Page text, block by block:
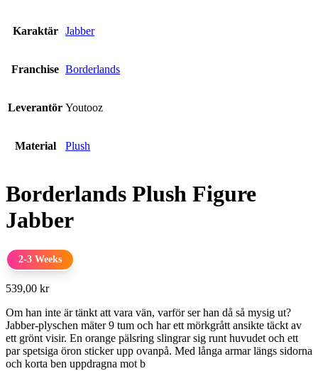
Karaktär Jabber
Franchise Borderlands
Leverantör Youtooz
Material Plush
Borderlands Plush Figure
Jabber
2-3 Weeks
539,00 kr
Om han inte är tänkt att vara vän, varför ser han då så mysig ut?
Jabber-plyschen mäter 9 tum och har ett mörkgrått ansikte täckt av
ett grönt visir. En orange pälsring slingrar sig runt huvudet och ett
par spetsiga öron sticker upp ovanpå. Med långa armar längs sidorna
och korta ben uppdragna mot b